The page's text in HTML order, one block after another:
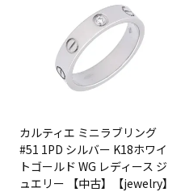
カルティエ ミニラブリング
#51 1PD シルバー K18ホワイ
トゴールド WG レディース ジ
ュエリー 【中古】【jewelry】